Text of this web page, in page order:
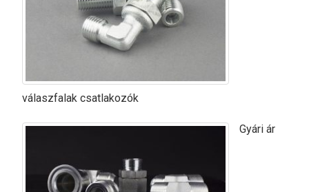
válaszfalak csatlakozók
Gyári ár